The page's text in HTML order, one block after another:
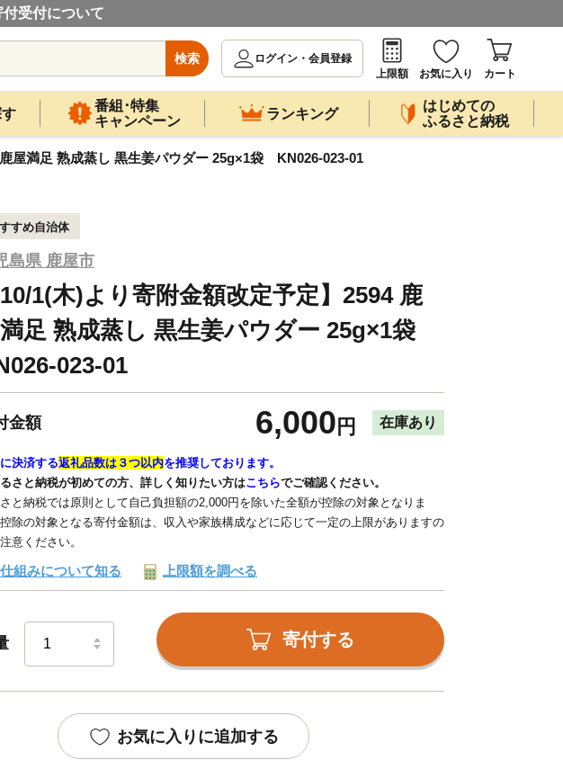
受付について
検索
ログイン・会員登録
上限額
お気に入り カート
番組･特集
キャンペーン
ランキング
はじめての
ふるさと納税
鹿屋満足 熟成蒸し 黒生姜パウダー 25g×1袋 KN026-023-01
すめ自治体
島県 鹿屋市
10/1(木)より寄附金額改定予定】2594 鹿
足 熟成蒸し 黒生姜パウダー 25g×1袋
023-01
金額 6,000 円 在庫あり
決済する返礼品数は３つ以内を推奨しております。
さと納税が初めての方、詳しく知りたい方はこちらでご確認ください。
と納税では原則として自己負担額の2,000円を除いた全額が控除の対象となりま
除の対象となる寄付金額は、収入や家族構成などに応じて一定の上限がありますの
意ください。
仕組みについて知る 上限額を調べる
寄付する
お気に入りに追加する